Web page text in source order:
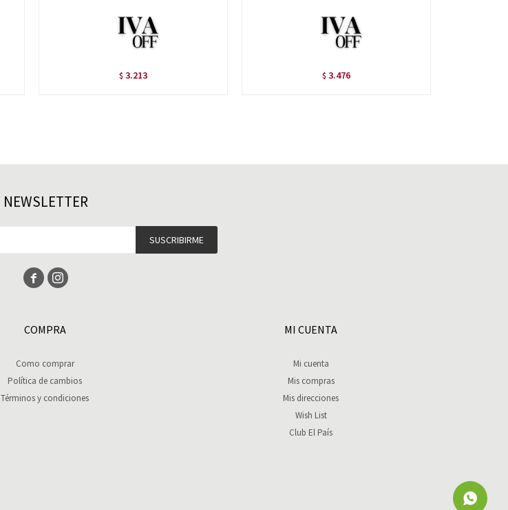
$ 3.213 $ 3.476
COMPRA
Como comprar
Política de cambios
Términos y condiciones
MI CUENTA
Mi cuenta
Mis compras
Mis direcciones
Wish List
Club El País
NEWSLETTER
SUSCRIBIRME
 